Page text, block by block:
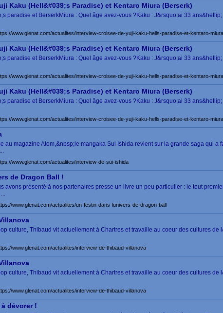
Kaku (Hell&#039;s Paradise) et Kentaro Miura (Berserk)
paradise et BerserkMiura : Quel âge avez-vous ?Kaku : J&rsquo;ai 33
www.glenat.com/actualites/interview-croisee-de-yuji-kaku-hells-paradise-et-kentaro-
Kaku (Hell&#039;s Paradise) et Kentaro Miura (Berserk)
paradise et BerserkMiura : Quel âge avez-vous ?Kaku : J&rsquo;ai 33
www.glenat.com/actualites/interview-croisee-de-yuji-kaku-hells-paradise-et-kentaro-
Kaku (Hell&#039;s Paradise) et Kentaro Miura (Berserk)
paradise et BerserkMiura : Quel âge avez-vous ?Kaku : J&rsquo;ai 33
www.glenat.com/actualites/interview-croisee-de-yuji-kaku-hells-paradise-et-kentaro-
au magazine Atom,&nbsp;le mangaka Sui Ishida revient sur la grande saga qui a
www.glenat.com/actualites/interview-de-sui-ishida
de Dragon Ball !
avons présenté à nos partenaires presse un livre un peu particulier : le tout
www.glenat.com/actualites/un-festin-dans-lunivers-de-dragon-ball
culture, Thibaud vit actuellement à Chartres et travaille au coeur des cultures
www.glenat.com/actualites/interview-de-thibaud-villanova
culture, Thibaud vit actuellement à Chartres et travaille au coeur des cultures
www.glenat.com/actualites/interview-de-thibaud-villanova
dévorer !